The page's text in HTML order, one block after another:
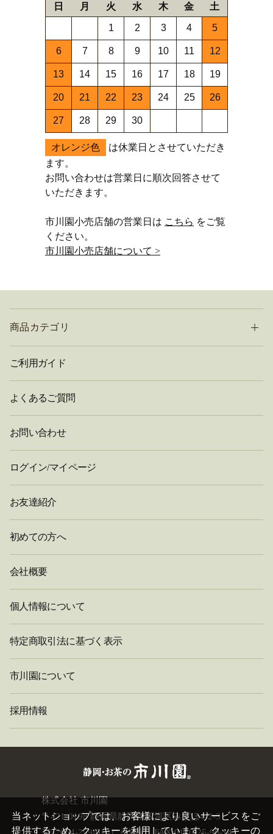
日 月 火 水 木 金 土
1 2 3 4 5
6 7 8 9 10 11 12
13 14 15 16 17 18 19
20 21 22 23 24 25 26
27 28 29 30
オレンジ色
は休業日とさせていただき
ます。
お問い合わせは営業日に順次回答させて
いただきます。
市川園小売店舗の営業日は こちら をご覧
ください。
市川園小売店舗について >
商品カテゴリ
ご利用ガイド
よくあるご質問
お問い合わせ
ログイン/マイページ
お友達紹介
初めての方へ
会社概要
個人情報について
特定商取引法に基づく表示
市川園について
採用情報
株式会社 市川園
〒421-0198 静岡県静岡市駿河区みずほ4-2-3
当ネットショップでは、お客様により良いサービスをご
提供するため、クッキーを利用しています。クッキーの
閉
じ
る